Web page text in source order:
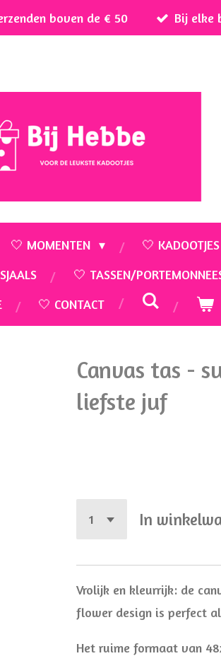
boven de € 50 Bij elke
🤍 MOMENTEN 🤍 KADOOTJES
🤍 TASSEN/
🤍 CONTACT
Canvas tas -
liefste juf
In
Vrolijk en kleurrijk: de
flower design is perfect
Het ruime formaat van